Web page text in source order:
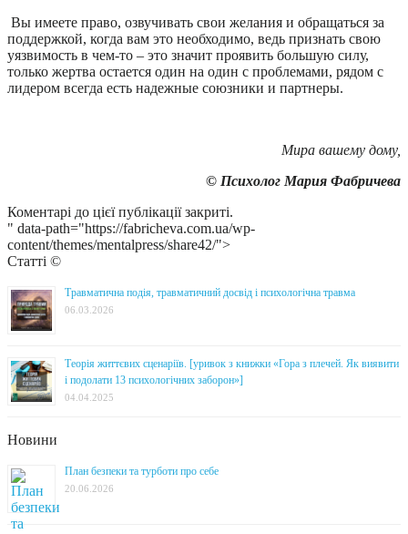
Вы имеете право, озвучивать свои желания и обращаться за
поддержкой, когда вам это необходимо, ведь признать свою
уязвимость в чем-то – это значит проявить большую силу,
только жертва остается один на один с проблемами, рядом с
лидером всегда есть надежные союзники и партнеры.
Мира вашему дому,
© Психолог Мария Фабричева
Коментарі до цієї публікації закриті.
" data-path="https://fabricheva.com.ua/wp-
content/themes/mentalpress/share42/">
Статті ©
Травматична подія, травматичний досвід і психологічна травма
06.03.2026
Теорія життєвих сценаріїв. [уривок з книжки «Гора з плечей. Як виявити
і подолати 13 психологічних заборон»]
04.04.2025
Новини
План безпеки та турботи про себе
20.06.2026